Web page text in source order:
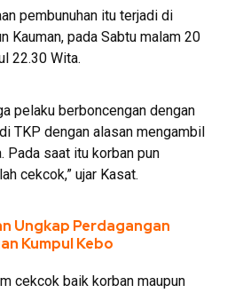
pembunuhan itu terjadi di
Kauman, pada Sabtu malam 20
22.30 Wita.
pelaku berboncengan dengan
TKP dengan alasan mengambil
Pada saat itu korban pun
cekcok,” ujar Kasat.
Ungkap Perdagangan
Kumpul Kebo
cekcok baik korban maupun